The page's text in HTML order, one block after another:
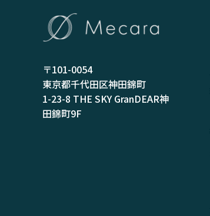
〒101-0054
東京都千代田区神田錦町
1-23-8 THE SKY GranDEAR神
田錦町9F